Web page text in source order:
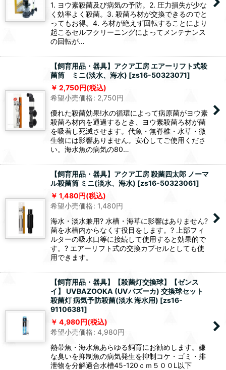
1. ヨウ素殺菌及び病気の予防。2. 圧力損失が少な
く効率よく殺菌。3. 殺菌ろ材が交換できるのでと
ってもお得。4. ろ材が絶えず回転することにより
起こるセルフクリーニングによってメンテナンス
の回転が…
【飼育用品・器具】アクア工房 エアーリフト式殺
菌筒 ミニ(淡水、海水) [zs16-50323071]
2,750円(税込)
希望小売価格: 2,750円
優れた殺菌効果!水の循環によって病原菌がヨウ素
殺菌ろ材内を通過するとき、ヨウ素殺菌ろ材が菌
を吸着し死滅させます。代魚・無脊椎・水草・微
生物には影響ありません。安心してご使用くださ
い。海水魚の病気の80…
【飼育用品・器具】アクア工房 殺菌四太郎 ノーマ
ル殺菌筒 ミニ(淡水、海水) [zs16-50323061]
1,480円(税込)
希望小売価格: 1,480円
海水・淡水兼用? 水槽・海草に影響はありません?
菌を水槽内からなくす役目をします。? 上部フィ
ルターの吸水口等に接続して使用すると効果的で
す。? エアーリフト式の交換カプセルとしても使
用できます。
【飼育用品・器具】【殺菌灯交換球】【ゼンス
イ】 UVBAZOOKA (UVバズーカ) 交換球セット
殺菌灯 病気予防殺菌(淡水 海水用) [zs16-
91106381]
4,980円(税込)
希望小売価格: 4,980円
熱帯魚・海水魚あらゆる飼育にお勧めします。嫌
な臭いを抑制魚の病気発生を抑制コケ・ゴミ・排
泄物を分解適合水槽45-120ｃｍ５００L以下